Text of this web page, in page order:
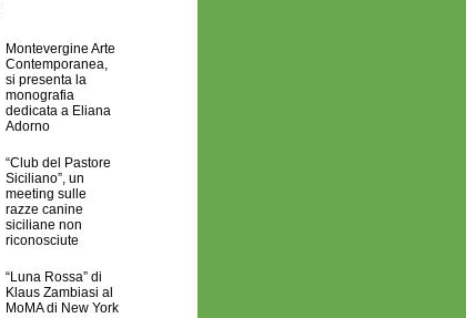
Montevergine Arte
Contemporanea,
si presenta la
monografia
dedicata a Eliana
Adorno
“Club del Pastore
Siciliano”, un
meeting sulle
razze canine
siciliane non
riconosciute
“Luna Rossa” di
Klaus Zambiasi al
MoMA di New York